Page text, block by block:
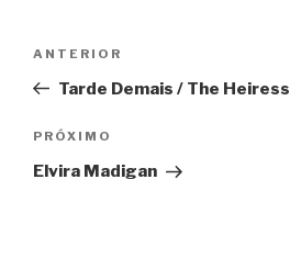
Post
Anterior
ANTERIOR
Tarde Demais / The Heiress
Próximo
PRÓXIMO
Elvira Madigan